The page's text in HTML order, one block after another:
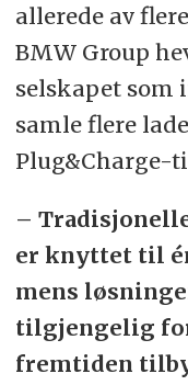
allerede av
BMW Group
selskapet som
samle flere
Plug&Charge-
–
er knyttet til
mens
tilgjengelig
fremtiden